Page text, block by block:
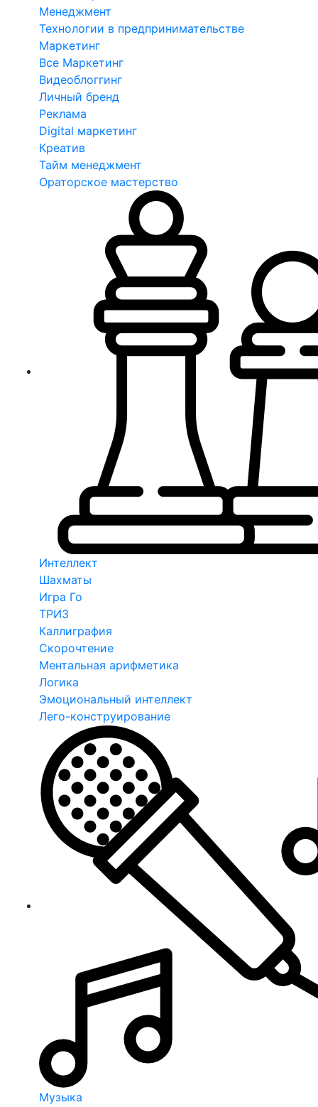
Менеджмент
Технологии в предпринимательстве
Маркетинг
Все Маркетинг
Видеоблоггинг
Личный бренд
Реклама
Digital маркетинг
Креатив
Тайм менеджмент
Ораторское мастерство
Интеллект
Шахматы
Игра Го
ТРИЗ
Каллиграфия
Скорочтение
Ментальная арифметика
Логика
Эмоциональный интеллект
Лего-конструирование
Музыка